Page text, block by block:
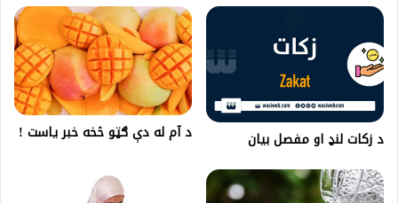
د زکات لنډ او مفصل بيان د آم له دې ګټو څخه خبر ياست !